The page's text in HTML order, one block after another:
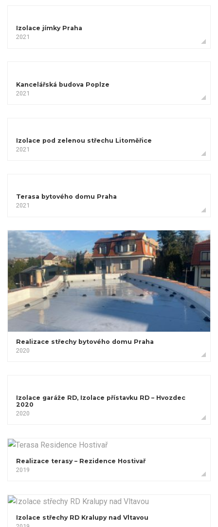
Izolace jímky Praha
2021
Kancelářská budova Poplze
2021
Izolace pod zelenou střechu Litoměřice
2021
Terasa bytového domu Praha
2021
Realizace střechy bytového domu Praha
2020
Izolace garáže RD, Izolace přístavku RD – Hvozdec
2020
2020
Realizace terasy – Rezidence Hostivař
2019
Izolace střechy RD Kralupy nad Vltavou